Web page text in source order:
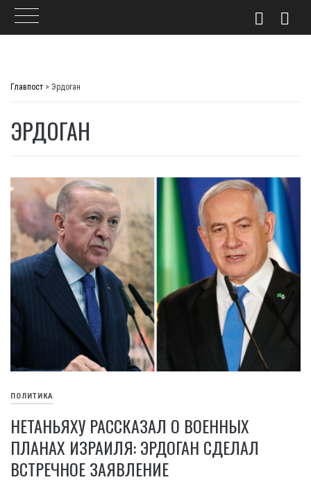
Главпост > Эрдоган
ЭРДОГАН
ПОЛИТИКА
НЕТАНЬЯХУ РАССКАЗАЛ О ВОЕННЫХ
ПЛАНАХ ИЗРАИЛЯ: ЭРДОГАН СДЕЛАЛ
ВСТРЕЧНОЕ ЗАЯВЛЕНИЕ